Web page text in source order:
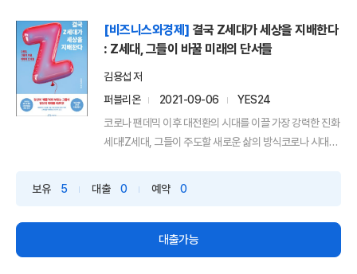
[비즈니스와경제] 결국 Z세대가 세상을 지배한다
: Z세대, 그들이 바꿀 미래의 단서들
김용섭 저
퍼블리온
2021-09-06
YES24
코로나 팬데믹 이후 대전환의 시대를 이끌 가장 강력한 진화
세대!Z세대, 그들이 주도할 새로운 삶의 방식코로나 시대
보유 5 대출 0 예약 0
대출가능